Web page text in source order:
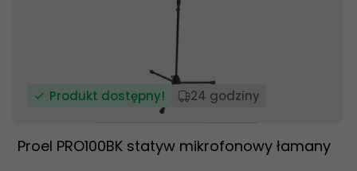
Produkt dostępny! 24 godziny
Proel PRO100BK statyw mikrofonowy łamany